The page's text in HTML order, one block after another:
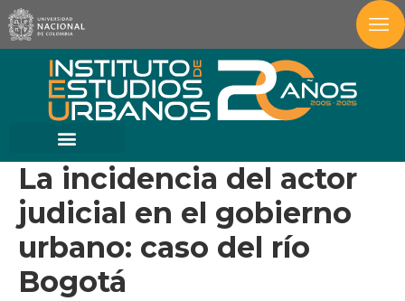
La incidencia del actor
judicial en el gobierno
urbano: caso del río
Bogotá